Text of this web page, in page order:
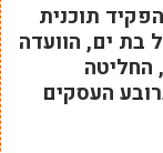
תוכנית
בת ים, הוועדה
החליטה
העסקים